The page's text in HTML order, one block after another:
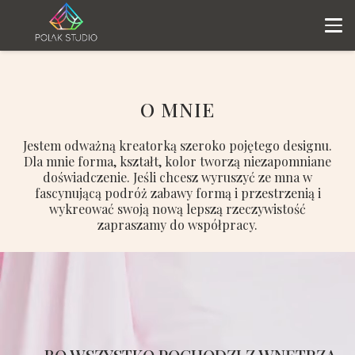
O MNIE
Jestem odważną kreatorką szeroko pojętego designu.
Dla mnie forma, kształt, kolor tworzą niezapomniane
doświadczenie. Jeśli chcesz wyruszyć ze mna w
fascynującą podróż zabawy formą i przestrzenią i
wykreować swoją nową lepszą rzeczywistość
zapraszamy do współpracy.